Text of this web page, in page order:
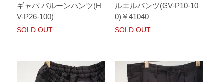
ギャバ バルーンパンツ(H
V-P26-100)
SOLD OUT
ルエルパンツ(GV-P10-10
0)￥41040
SOLD OUT